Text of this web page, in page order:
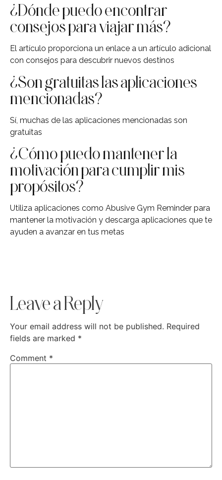
¿Dónde puedo encontrar
consejos para viajar más?
El artículo proporciona un enlace a un artículo adicional
con consejos para descubrir nuevos destinos
¿Son gratuitas las aplicaciones
mencionadas?
Sí, muchas de las aplicaciones mencionadas son
gratuitas
¿Cómo puedo mantener la
motivación para cumplir mis
propósitos?
Utiliza aplicaciones como Abusive Gym Reminder para
mantener la motivación y descarga aplicaciones que te
ayuden a avanzar en tus metas
Leave a Reply
Your email address will not be published. Required
fields are marked *
Comment *